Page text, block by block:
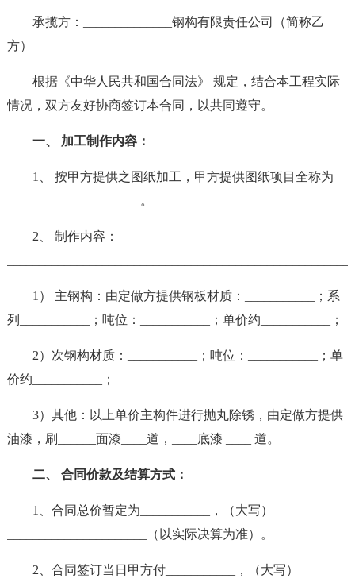
承揽方：______________钢构有限责任公司（简称乙
方）
根据《中华人民共和国合同法》 规定，结合本工程实际
情况，双方友好协商签订本合同，以共同遵守。
一、 加工制作内容：
1、 按甲方提供之图纸加工，甲方提供图纸项目全称为
_____________________。
2、 制作内容：
1） 主钢构：由定做方提供钢板材质：___________；系
列___________；吨位：___________；单价约___________；
2）次钢构材质：___________；吨位：___________；单
价约___________；
3）其他：以上单价主构件进行抛丸除锈，由定做方提供
油漆，刷______面漆____道，____底漆 ____ 道。
二、 合同价款及结算方式：
1、合同总价暂定为___________，（大写）
______________________（以实际决算为准）。
2、合同签订当日甲方付___________，（大写）